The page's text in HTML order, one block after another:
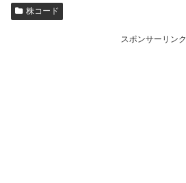
株コード
スポンサーリンク